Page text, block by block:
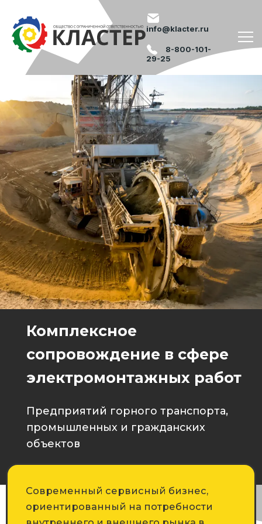
info@klacter.ru
8-800-101-
29-25
Комплексное
сопровождение в сфере
электромонтажных работ
Предприятий горного транспорта,
промышленных и гражданских
объектов
Современный сервисный бизнес,
ориентированный на потребности